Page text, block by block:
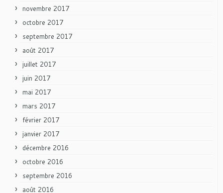
novembre 2017
octobre 2017
septembre 2017
août 2017
juillet 2017
juin 2017
mai 2017
mars 2017
février 2017
janvier 2017
décembre 2016
octobre 2016
septembre 2016
août 2016